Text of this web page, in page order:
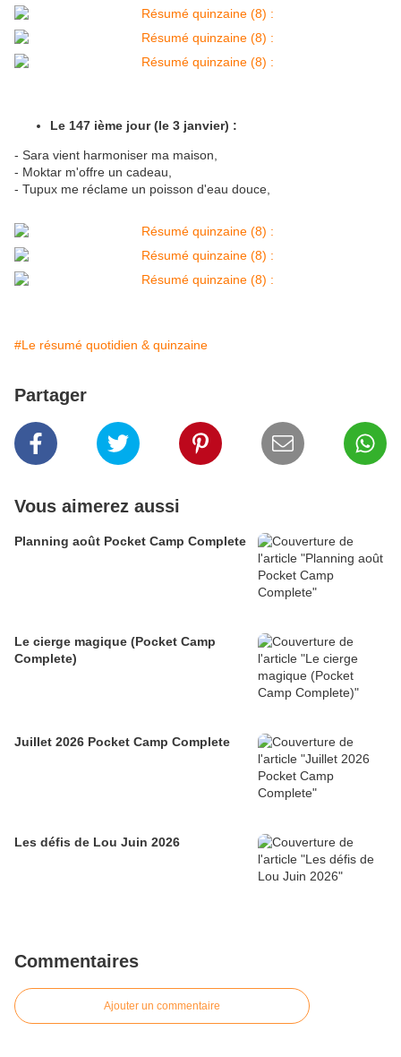
Le 147 ième jour (le 3 janvier) :
- Sara vient harmoniser ma maison,
- Moktar m'offre un cadeau,
- Tupux me réclame un poisson d'eau douce,
#Le résumé quotidien & quinzaine
Partager
Vous aimerez aussi
Planning août Pocket Camp Complete
Le cierge magique (Pocket Camp
Complete)
Juillet 2026 Pocket Camp Complete
Les défis de Lou Juin 2026
Commentaires
Ajouter un commentaire